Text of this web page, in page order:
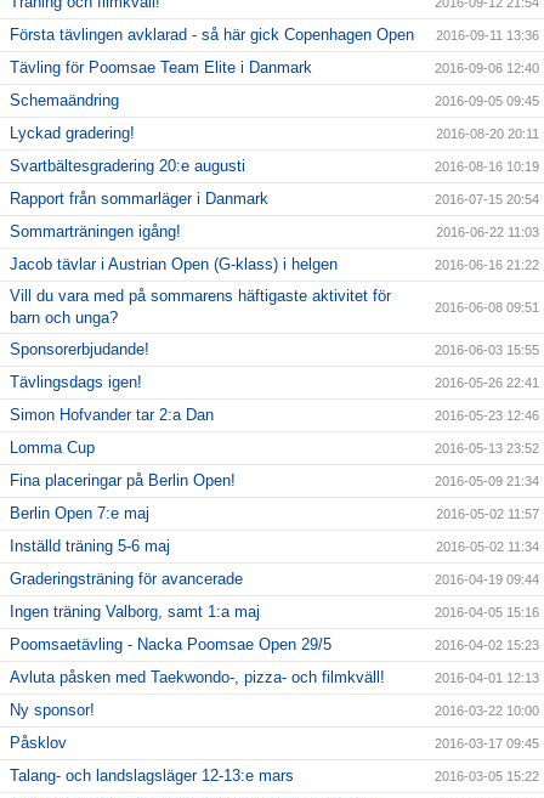
Första tävlingen avklarad - så här gick Copenhagen Open 2016-09-11 13:36
Tävling för Poomsae Team Elite i Danmark 2016-09-06 12:40
Schemaändring 2016-09-05 09:45
Lyckad gradering! 2016-08-20 20:11
Svartbältesgradering 20:e augusti 2016-08-16 10:19
Rapport från sommarläger i Danmark 2016-07-15 20:54
Sommarträningen igång! 2016-06-22 11:03
Jacob tävlar i Austrian Open (G-klass) i helgen 2016-06-16 21:22
Vill du vara med på sommarens häftigaste aktivitet för
barn och unga?
2016-06-08 09:51
Sponsorerbjudande! 2016-06-03 15:55
Tävlingsdags igen! 2016-05-26 22:41
Simon Hofvander tar 2:a Dan 2016-05-23 12:46
Lomma Cup 2016-05-13 23:52
Fina placeringar på Berlin Open! 2016-05-09 21:34
Berlin Open 7:e maj 2016-05-02 11:57
Inställd träning 5-6 maj 2016-05-02 11:34
Graderingsträning för avancerade 2016-04-19 09:44
Ingen träning Valborg, samt 1:a maj 2016-04-05 15:16
Poomsaetävling - Nacka Poomsae Open 29/5 2016-04-02 15:23
Avluta påsken med Taekwondo-, pizza- och filmkväll! 2016-04-01 12:13
Ny sponsor! 2016-03-22 10:00
Påsklov 2016-03-17 09:45
Talang- och landslagsläger 12-13:e mars 2016-03-05 15:22